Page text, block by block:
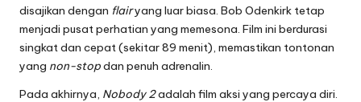
disajikan dengan flairyang luar biasa. Bob Odenkirk tetap
menjadi pusat perhatian yang memesona. Film ini berdurasi
singkat dan cepat (sekitar 89 menit), memastikan tontonan
yang non-stopdan penuh adrenalin.
Pada akhirnya, Nobody 2adalah film aksi yang percaya diri.